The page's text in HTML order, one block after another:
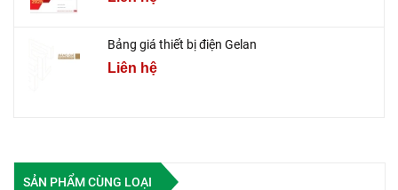
Bảng giá thiết bị điện Gelan
Liên hệ
SẢN PHẨM CÙNG LOẠI